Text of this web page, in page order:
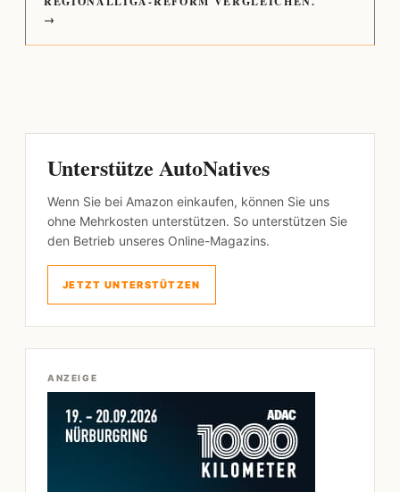
→
Unterstütze AutoNatives
Wenn Sie bei Amazon einkaufen, können Sie uns
ohne Mehrkosten unterstützen. So unterstützen Sie
den Betrieb unseres Online-Magazins.
JETZT UNTERSTÜTZEN
ANZEIGE